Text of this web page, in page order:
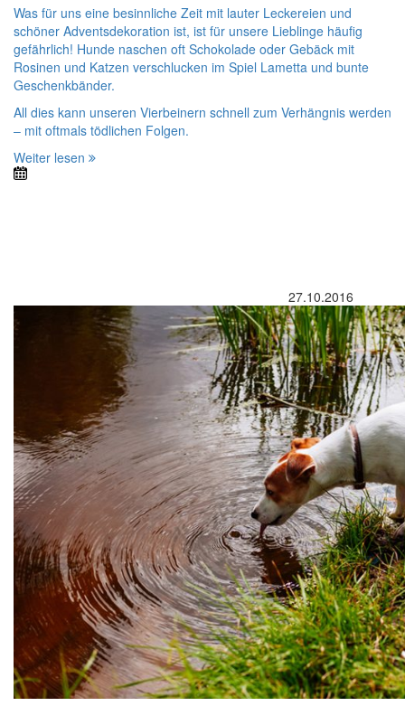
Was für uns eine besinnliche Zeit mit lauter Leckereien und
schöner Adventsdekoration ist, ist für unsere Lieblinge häufig
gefährlich! Hunde naschen oft Schokolade oder Gebäck mit
Rosinen und Katzen verschlucken im Spiel Lametta und bunte
Geschenkbänder.
All dies kann unseren Vierbeinern schnell zum Verhängnis werden
– mit oftmals tödlichen Folgen.
Weiter lesen
27.10.2016